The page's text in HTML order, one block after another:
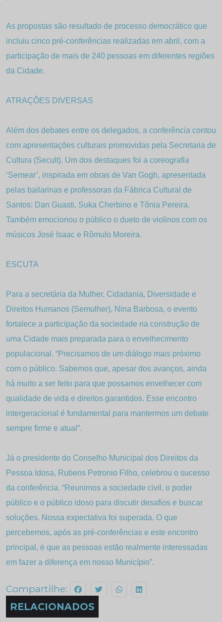
As propostas são resultado de processo democrático que
incluiu cinco pré-conferências realizadas em abril, com a
participação de mais de 240 pessoas em diferentes regiões
da Cidade.
ATRAÇÕES DIVERSAS
Além dos debates entre os delegados, a conferência contou
com apresentações culturais promovidas pela Secretaria de
Cultura (Secult). Um dos destaques foi a coreografia
‘Semear’, inspirada em obras de Van Gogh, apresentada
pelas bailarinas e professoras da Fábrica Cultural de
Santos: Dan Guasti, Suka Cherbino e Tônia Pereira.
Também emocionou o público o dueto de violinos com os
músicos José Isaac e Rômulo Moreira.
ESCUTA
Para a secretária da Mulher, Cidadania, Diversidade e
Direitos Humanos (Semulher), Nina Barbosa, o evento
fortalece a participação da sociedade na construção de
uma Cidade mais preparada para o envelhecimento
populacional. “Precisamos de um diálogo mais próximo
com o público. Sabemos que, apesar dos avanços, ainda
há muito a ser feito para que possamos envelhecer com
qualidade de vida e direitos garantidos. Esse encontro
intergeracional é fundamental para mantermos um debate
sempre firme e atual”.
Já o presidente do Conselho Municipal dos Direitos da
Pessoa Idosa, Rubens Petronio Filho, celebrou o sucesso
da conferência. “Reunimos a sociedade civil, o poder
público e o público idoso para discutir desafios e buscar
soluções. Nossa expectativa foi superada. O que
percebemos, após as pré-conferências e este encontro
principal, é que as pessoas estão realmente interessadas
em fazer a diferença em nosso Município”.
Compartilhe:
RELACIONADOS